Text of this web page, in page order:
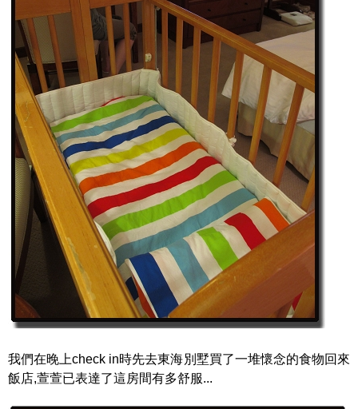
我們在晚上check in時先去東海別墅買了一堆懷念的食物回來
飯店,萱萱已表達了這房間有多舒服...